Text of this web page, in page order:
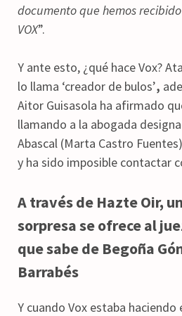
documento que hemos
VOX”.
Y ante esto, ¿qué hace Vox?
lo llama ‘creador de bulos’,
Aitor Guisasola ha afirmado
llamando a la abogada
Abascal (Marta Castro
y ha sido imposible contactar
A través de Hazte Oir,
sorpresa se ofrece al
que sabe de Begoña
Barrabés
Y cuando Vox estaba